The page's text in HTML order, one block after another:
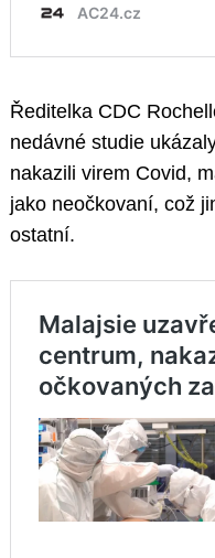
Ředitelka CDC
nedávné studie
nakazili virem Covid,
jako neočkovaní, což
ostatní.